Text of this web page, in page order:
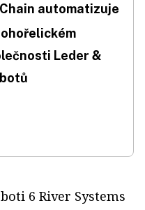
automatizuje
Leder &
6 River Systems